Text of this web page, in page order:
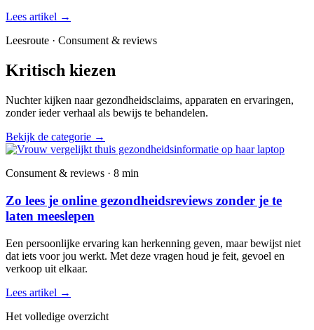
Lees artikel →
Leesroute · Consument & reviews
Kritisch kiezen
Nuchter kijken naar gezondheidsclaims, apparaten en ervaringen,
zonder ieder verhaal als bewijs te behandelen.
Bekijk de categorie →
Consument & reviews · 8 min
Zo lees je online gezondheidsreviews zonder je te
laten meeslepen
Een persoonlijke ervaring kan herkenning geven, maar bewijst niet
dat iets voor jou werkt. Met deze vragen houd je feit, gevoel en
verkoop uit elkaar.
Lees artikel →
Het volledige overzicht